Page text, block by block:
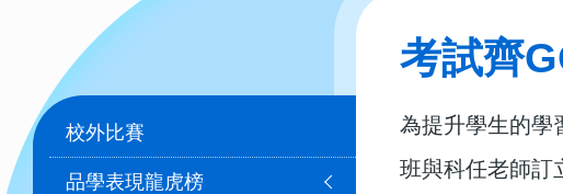
考試齊
為提升學生的學
班與科任老師訂
Main
navigation
校外比賽
品學表現龍虎榜